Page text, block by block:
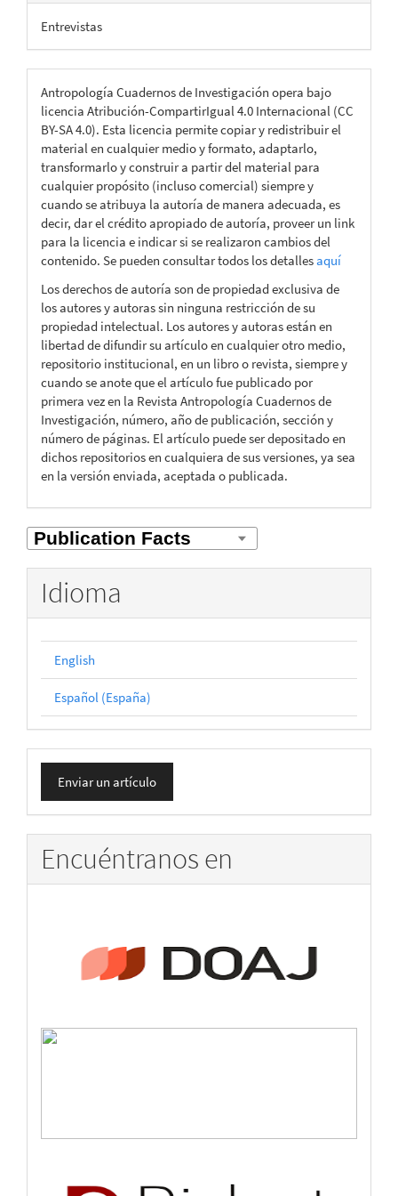
Entrevistas
Antropología Cuadernos de Investigación opera bajo
licencia Atribución-CompartirIgual 4.0 Internacional (CC
BY-SA 4.0). Esta licencia permite copiar y redistribuir el
material en cualquier medio y formato, adaptarlo,
transformarlo y construir a partir del material para
cualquier propósito (incluso comercial) siempre y
cuando se atribuya la autoría de manera adecuada, es
decir, dar el crédito apropiado de autoría, proveer un link
para la licencia e indicar si se realizaron cambios del
contenido. Se pueden consultar todos los detallesaquí
Los derechos de autoría son de propiedad exclusiva de
los autores y autoras sin ninguna restricción de su
propiedad intelectual. Los autores y autoras están en
libertad de difundir su artículo en cualquier otro medio,
repositorio institucional, en un libro o revista, siempre y
cuando se anote que el artículo fue publicado por
primera vez en la Revista Antropología Cuadernos de
Investigación, número, año de publicación, sección y
número de páginas. El artículo puede ser depositado en
dichos repositorios en cualquiera de sus versiones, ya sea
en la versión enviada, aceptada o publicada.
Idioma
English
Español (España)
Enviar
un
artículo
Enviar un artículo
Encuéntranos en